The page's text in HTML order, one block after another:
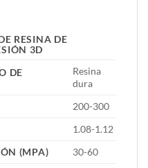
RESINA DE
3D
DE
Resina
dura
200-300
1.08-1.12
(MPA)
30-60